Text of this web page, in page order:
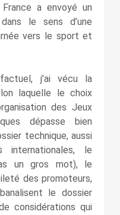
a envoyé un
le sens d’une
vers le sport et
j’ai vécu la
laquelle le choix
des Jeux
dépasse bien
technique, aussi
le
un gros mot), le
des promoteurs,
le dossier
considérations qui